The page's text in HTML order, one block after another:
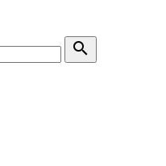
search